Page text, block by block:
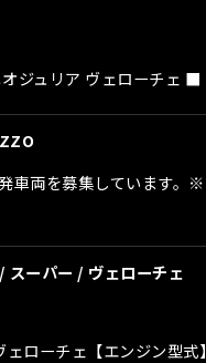
ジュリア ヴェローチェ
両を募集しています
スーパー / ヴェローチェ
ローチェ【エンジン型